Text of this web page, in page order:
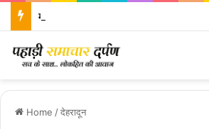
Home /देहरादून